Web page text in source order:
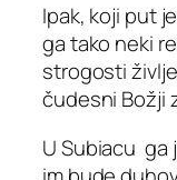
Ipak, koji put
ga tako neki
strogosti
čudesni Božji
U Subiacu ga